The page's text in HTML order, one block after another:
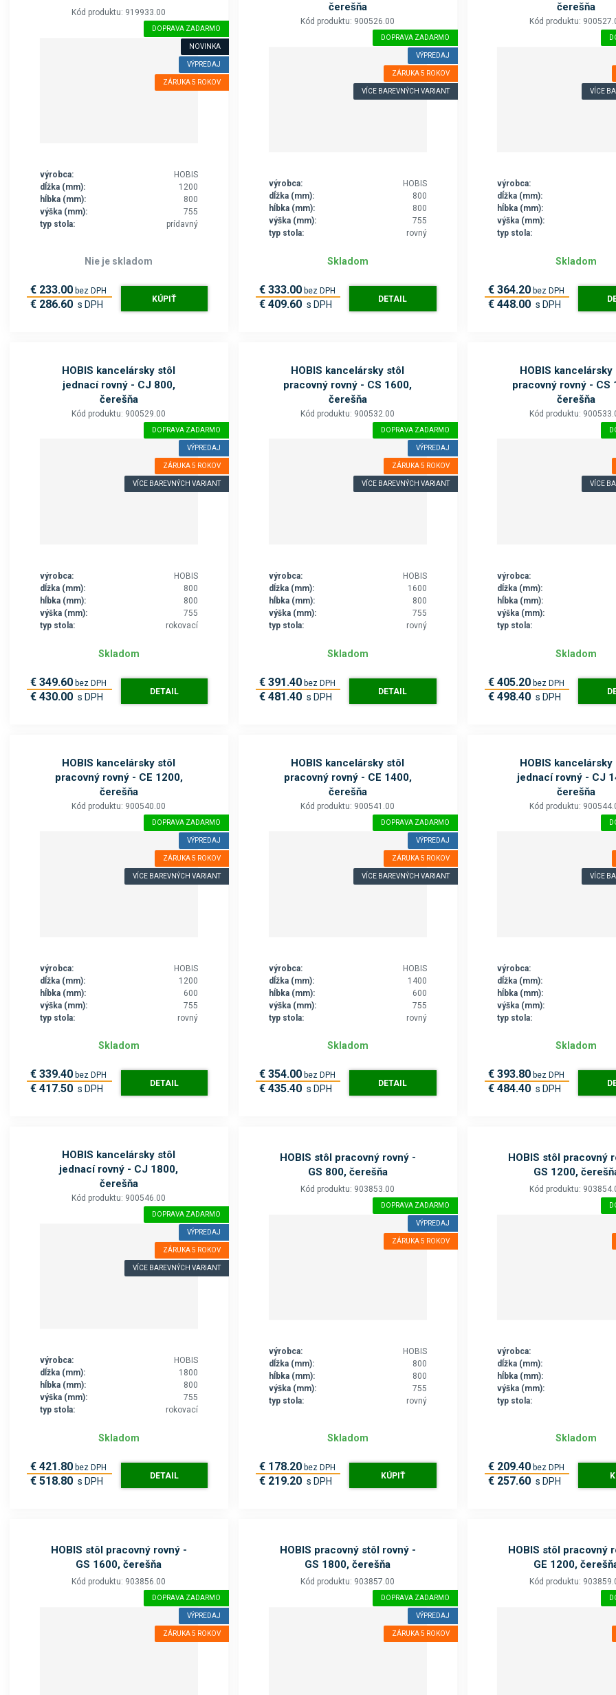
Kód produktu: 919933.00
DOPRAVA ZADARMO
NOVINKA
VÝPREDAJ
ZÁRUKA 5 ROKOV
výrobca:
HOBIS
dĺžka (mm):
1200
hĺbka (mm):
800
výška (mm):
755
typ stola:
prídavný
Nie je skladom
€ 233.00 bez DPH
€ 286.60 s DPH KÚPIŤ
čerešňa
Kód produktu: 900526.00
DOPRAVA ZADARMO
VÝPREDAJ
ZÁRUKA 5 ROKOV
VÍCE BAREVNÝCH VARIANT
výrobca:
HOBIS
dĺžka (mm):
800
hĺbka (mm):
800
výška (mm):
755
typ stola:
rovný
Skladom
€ 333.00 bez DPH
€ 409.60 s DPH DETAIL
čerešňa
Kód produktu:
VÍCE
výrobca:
dĺžka (mm):
hĺbka (mm):
výška (mm):
typ stola:
Skladom
€ 364.20 bez DPH
€ 448.00 s DPH
HOBIS kancelársky stôl
jednací rovný - CJ 800,
čerešňa
Kód produktu: 900529.00
DOPRAVA ZADARMO
VÝPREDAJ
ZÁRUKA 5 ROKOV
VÍCE BAREVNÝCH VARIANT
výrobca:
HOBIS
dĺžka (mm):
800
hĺbka (mm):
800
výška (mm):
755
typ stola:
rokovací
Skladom
€ 349.60 bez DPH
€ 430.00 s DPH DETAIL
HOBIS kancelársky stôl
pracovný rovný - CS 1600,
čerešňa
Kód produktu: 900532.00
DOPRAVA ZADARMO
VÝPREDAJ
ZÁRUKA 5 ROKOV
VÍCE BAREVNÝCH VARIANT
výrobca:
HOBIS
dĺžka (mm):
1600
hĺbka (mm):
800
výška (mm):
755
typ stola:
rovný
Skladom
€ 391.40 bez DPH
€ 481.40 s DPH DETAIL
HOBIS kancelársky
pracovný rovný - CS
čerešňa
Kód produktu:
VÍCE
výrobca:
dĺžka (mm):
hĺbka (mm):
výška (mm):
typ stola:
Skladom
€ 405.20 bez DPH
€ 498.40 s DPH
HOBIS kancelársky stôl
pracovný rovný - CE 1200,
čerešňa
Kód produktu: 900540.00
DOPRAVA ZADARMO
VÝPREDAJ
ZÁRUKA 5 ROKOV
VÍCE BAREVNÝCH VARIANT
výrobca:
HOBIS
dĺžka (mm):
1200
hĺbka (mm):
600
výška (mm):
755
typ stola:
rovný
Skladom
€ 339.40 bez DPH
€ 417.50 s DPH DETAIL
HOBIS kancelársky stôl
pracovný rovný - CE 1400,
čerešňa
Kód produktu: 900541.00
DOPRAVA ZADARMO
VÝPREDAJ
ZÁRUKA 5 ROKOV
VÍCE BAREVNÝCH VARIANT
výrobca:
HOBIS
dĺžka (mm):
1400
hĺbka (mm):
600
výška (mm):
755
typ stola:
rovný
Skladom
€ 354.00 bez DPH
€ 435.40 s DPH DETAIL
HOBIS kancelársky
jednací rovný - CJ
čerešňa
Kód produktu:
VÍCE
výrobca:
dĺžka (mm):
hĺbka (mm):
výška (mm):
typ stola:
Skladom
€ 393.80 bez DPH
€ 484.40 s DPH
HOBIS kancelársky stôl
jednací rovný - CJ 1800,
čerešňa
Kód produktu: 900546.00
DOPRAVA ZADARMO
VÝPREDAJ
ZÁRUKA 5 ROKOV
VÍCE BAREVNÝCH VARIANT
výrobca:
HOBIS
dĺžka (mm):
1800
hĺbka (mm):
800
výška (mm):
755
typ stola:
rokovací
Skladom
€ 421.80 bez DPH
€ 518.80 s DPH DETAIL
HOBIS stôl pracovný rovný -
GS 800, čerešňa
Kód produktu: 903853.00
DOPRAVA ZADARMO
VÝPREDAJ
ZÁRUKA 5 ROKOV
výrobca:
HOBIS
dĺžka (mm):
800
hĺbka (mm):
800
výška (mm):
755
typ stola:
rovný
Skladom
€ 178.20 bez DPH
€ 219.20 s DPH KÚPIŤ
HOBIS stôl pracovný
GS 1200,
Kód produktu:
výrobca:
dĺžka (mm):
hĺbka (mm):
výška (mm):
typ stola:
Skladom
€ 209.40 bez DPH
€ 257.60 s DPH
HOBIS stôl pracovný rovný -
GS 1600, čerešňa
Kód produktu: 903856.00
DOPRAVA ZADARMO
VÝPREDAJ
ZÁRUKA 5 ROKOV
HOBIS pracovný stôl rovný -
GS 1800, čerešňa
Kód produktu: 903857.00
DOPRAVA ZADARMO
VÝPREDAJ
ZÁRUKA 5 ROKOV
HOBIS stôl pracovný
GE 1200,
Kód produktu: